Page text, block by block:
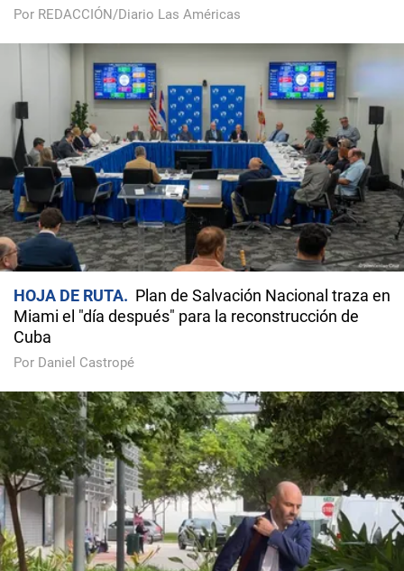
Por REDACCIÓN/Diario Las Américas
HOJA DE RUTA
Plan de Salvación Nacional traza en
Miami el "día después" para la reconstrucción de
Cuba
Por Daniel Castropé